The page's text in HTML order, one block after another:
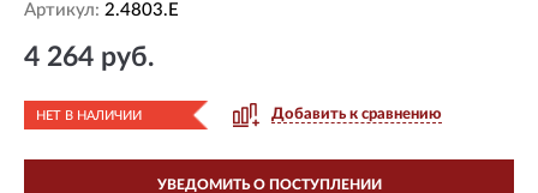
Артикул: 2.4803.E
4 264 руб.
НЕТ В НАЛИЧИИ Добавить к сравнению
УВЕДОМИТЬ О ПОСТУПЛЕНИИ